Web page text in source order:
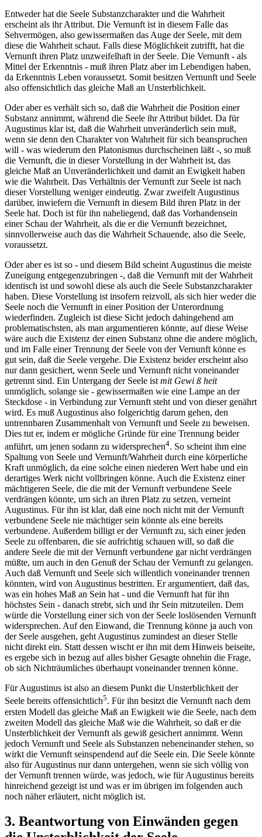
Entweder hat die Seele Substanzcharakter und die Wahrheit
erscheint als ihr Attribut. Die Vernunft ist in diesem Falle das
Sehvermögen, also gewissermaßen das Auge der Seele, mit dem
diese die Wahrheit schaut. Falls diese Möglichkeit zutrifft, hat die
Vernunft ihren Platz unzweifelhaft in der Seele. Die Vernunft - als
Mittel der Erkenntnis - muß ihren Platz aber im Lebendigen haben,
da Erkenntnis Leben voraussetzt. Somit besitzen Vernunft und Seele
also offensichtlich das gleiche Maß an Unsterblichkeit.
Oder aber es verhält sich so, daß die Wahrheit die Position einer
Substanz annimmt, während die Seele ihr Attribut bildet. Da für
Augustinus klar ist, daß die Wahrheit unveränderlich sein muß,
wenn sie denn den Charakter von Wahrheit für sich beanspruchen
will - was wiederum den Platonismus durchscheinen läßt -, so muß
die Vernunft, die in dieser Vorstellung in der Wahrheit ist, das
gleiche Maß an Unveränderlichkeit und damit an Ewigkeit haben
wie die Wahrheit. Das Verhältnis der Vernunft zur Seele ist nach
dieser Vorstellung weniger eindeutig. Zwar zweifelt Augustinus
darüber, inwiefern die Vernunft in diesem Bild ihren Platz in der
Seele hat. Doch ist für ihn naheliegend, daß das Vorhandensein
einer Schau der Wahrheit, als die er die Vernunft bezeichnet,
sinnvollerweise auch das die Wahrheit Schauende, also die Seele,
voraussetzt.
Oder aber es ist so - und diesem Bild scheint Augustinus die meiste
Zuneigung entgegenzubringen -, daß die Vernunft mit der Wahrheit
identisch ist und sowohl diese als auch die Seele Substanzcharakter
haben. Diese Vorstellung ist insofern reizvoll, als sich hier weder die
Seele noch die Vernunft in einer Position der Unterordnung
wiederfinden. Zugleich ist diese Sicht jedoch dahingehend am
problematischsten, als man argumentieren könnte, auf diese Weise
wäre auch die Existenz der einen Substanz ohne die andere möglich,
und im Falle einer Trennung der Seele von der Vernunft könne es
gut sein, daß die Seele vergehe. Die Existenz beider erscheint also
nur dann gesichert, wenn Seele und Vernunft nicht voneinander
getrennt sind. Ein Untergang der Seele ist mit Gewi ß heit
unmöglich, solange sie - gewissermaßen wie eine Lampe an der
Steckdose - in Verbindung zur Vernunft steht und von dieser genährt
wird. Es muß Augustinus also folgerichtig darum gehen, den
untrennbaren Zusammenhalt von Vernunft und Seele zu beweisen.
Dies tut er, indem er mögliche Gründe für eine Trennung beider
anführt, um jenen sodann zu widersprechen4. So scheint ihm eine
Spaltung von Seele und Vernunft/Wahrheit durch eine körperliche
Kraft unmöglich, da eine solche einen niederen Wert habe und ein
derartiges Werk nicht vollbringen könne. Auch die Existenz einer
mächtigeren Seele, die die mit der Vernunft verbundene Seele
verdrängen könnte, um sich an ihren Platz zu setzen, verneint
Augustinus. Für ihn ist klar, daß eine noch nicht mit der Vernunft
verbundene Seele nie mächtiger sein könnte als eine bereits
verbundene. Außerdem billigt er der Vernunft zu, sich einer jeden
Seele zu offenbaren, die sie aufrichtig schauen will, so daß die
andere Seele die mit der Vernunft verbundene gar nicht verdrängen
müßte, um auch in den Genuß der Schau der Vernunft zu gelangen.
Auch daß Vernunft und Seele sich willentlich voneinander trennen
könnten, wird von Augustinus bestritten. Er argumentiert, daß das,
was ein hohes Maß an Sein hat - und die Vernunft hat für ihn
höchstes Sein - danach strebt, sich und ihr Sein mitzuteilen. Dem
würde die Vorstellung einer sich von der Seele loslösenden Vernunft
widersprechen. Auf den Einwand, die Trennung könne ja auch von
der Seele ausgehen, geht Augustinus zumindest an dieser Stelle
nicht direkt ein. Statt dessen wischt er ihn mit dem Hinweis beiseite,
es ergebe sich in bezug auf alles bisher Gesagte ohnehin die Frage,
ob sich Nichträumliches überhaupt voneinander trennen könne.
Für Augustinus ist also an diesem Punkt die Unsterblichkeit der
Seele bereits offensichtlich5. Für ihn besitzt die Vernunft nach dem
ersten Modell das gleiche Maß an Ewigkeit wie die Seele, nach dem
zweiten Modell das gleiche Maß wie die Wahrheit, so daß er die
Unsterblichkeit der Vernunft als gewiß gesichert annimmt. Wenn
jedoch Vernunft und Seele als Substanzen nebeneinander stehen, so
wirkt die Vernunft seinspendend auf die Seele ein. Die Seele könnte
also für Augustinus nur dann untergehen, wenn sie sich völlig von
der Vernunft trennen würde, was jedoch, wie für Augustinus bereits
hinreichend gezeigt ist und was er im übrigen im folgenden auch
noch näher erläutert, nicht möglich ist.
3. Beantwortung von Einwänden gegen